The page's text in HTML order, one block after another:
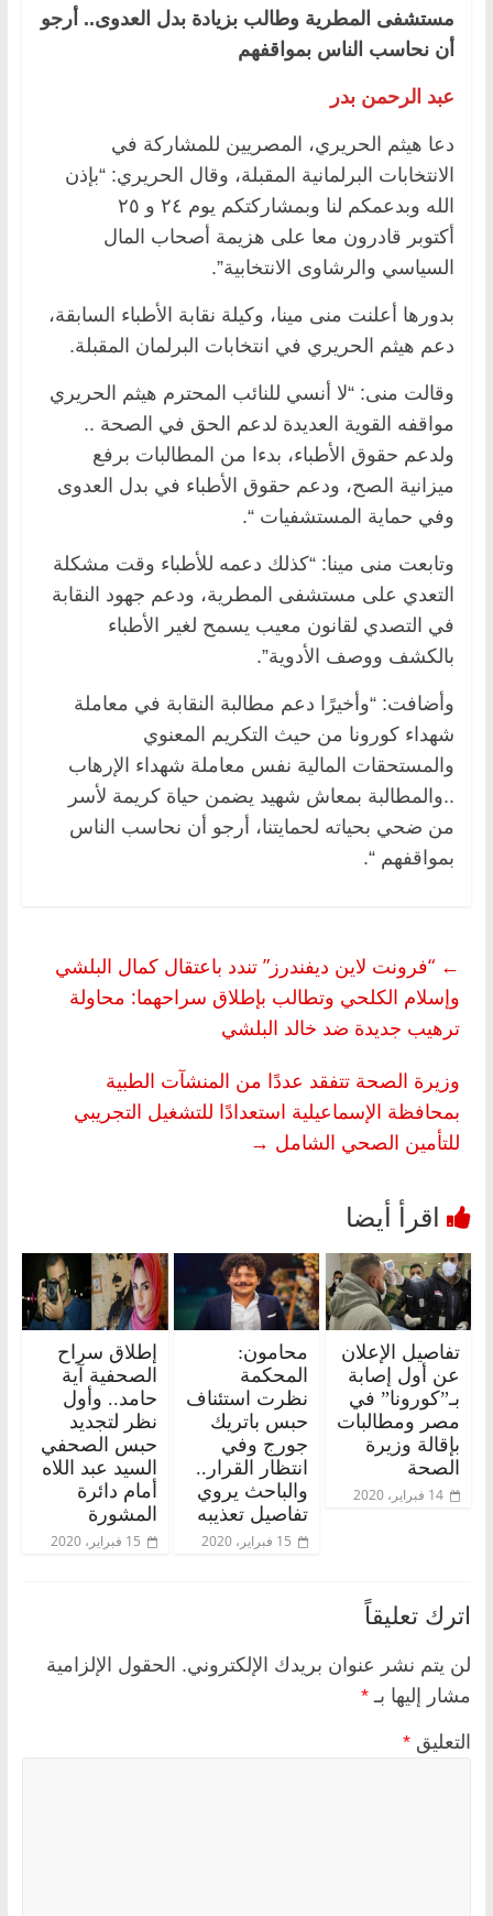
مستشفى المطرية وطالب بزيادة بدل العدوى.. أرجو
أن نحاسب الناس بمواقفهم
عبد الرحمن بدر
دعا هيثم الحريري، المصريين للمشاركة في
الانتخابات البرلمانية المقبلة، وقال الحريري: “بإذن
الله وبدعمكم لنا وبمشاركتكم يوم ٢٤ و ٢٥
أكتوبر قادرون معا على هزيمة أصحاب المال
السياسي والرشاوى الانتخابية”.
بدورها أعلنت منى مينا، وكيلة نقابة الأطباء السابقة،
دعم هيثم الحريري في انتخابات البرلمان المقبلة.
وقالت منى: “لا أنسي للنائب المحترم هيثم الحريري
مواقفه القوية العديدة لدعم الحق في الصحة ..
ولدعم حقوق الأطباء، بدءا من المطالبات برفع
ميزانية الصح، ودعم حقوق الأطباء في بدل العدوى
وفي حماية المستشفيات “.
وتابعت منى مينا: “كذلك دعمه للأطباء وقت مشكلة
التعدي على مستشفى المطرية، ودعم جهود النقابة
في التصدي لقانون معيب يسمح لغير الأطباء
بالكشف ووصف الأدوية”.
وأضافت: “وأخيرًا دعم مطالبة النقابة في معاملة
شهداء كورونا من حيث التكريم المعنوي
والمستحقات المالية نفس معاملة شهداء الإرهاب
..والمطالبة بمعاش شهيد يضمن حياة كريمة لأسر
من ضحي بحياته لحمايتنا، أرجو أن نحاسب الناس
بمواقفهم “.
← “فرونت لاين ديفندرز” تندد باعتقال كمال البلشي
وإسلام الكلحي وتطالب بإطلاق سراحهما: محاولة
ترهيب جديدة ضد خالد البلشي
وزيرة الصحة تتفقد عددًا من المنشآت الطبية
بمحافظة الإسماعيلية استعدادًا للتشغيل التجريبي
للتأمين الصحي الشامل →
تفاصيل الإعلان
عن أول إصابة
بـ”كورونا” في
مصر ومطالبات
بإقالة وزيرة
الصحة
14 فبراير، 2020
محامون:
المحكمة
نظرت استئناف
حبس باتريك
جورج وفي
انتظار القرار..
والباحث يروي
تفاصيل تعذيبه
15 فبراير، 2020
إطلاق سراح
الصحفية آية
حامد.. وأول
نظر لتجديد
حبس الصحفي
السيد عبد اللاه
أمام دائرة
المشورة
15 فبراير، 2020
اترك تعليقاً
لن يتم نشر عنوان بريدك الإلكتروني. الحقول الإلزامية
مشار إليها بـ *
التعليق *